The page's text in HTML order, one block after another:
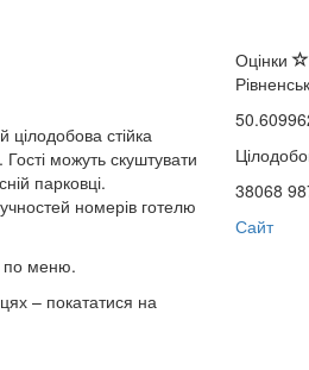
стійка
можуть скуштувати
парковці.
номерів готелю
по меню.
– покататися на
Оцінки
38068
Сайт